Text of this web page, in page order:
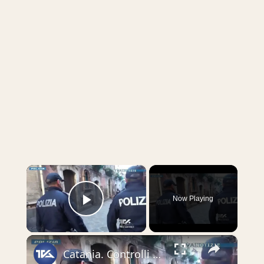
×
Play Video
Now Playing
×
Catania. Controlli a tutto campo coordinati dalla Polizia di Stato a San Berillo e a San Cristoforo.